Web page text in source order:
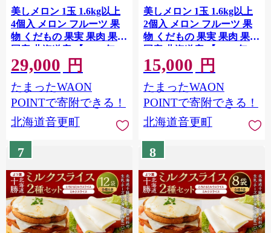
美しメロン 1玉 1.6kg以上
4個入 メロン フルーツ 果
物 くだもの 果実 果肉 果汁
国産 北海道産 【 2026年7
月上旬～8月下旬発送予定
】
29,000 円
たまったWAON
POINTで寄附できる！
北海道音更町
美しメロン 1玉 1.6kg以上
2個入 メロン フルーツ 果
物 くだもの 果実 果肉 果汁
国産 北海道産 【 2026年7
月上旬～8月下旬発送予定
】
15,000 円
たまったWAON
POINTで寄附できる！
北海道音更町
7 8